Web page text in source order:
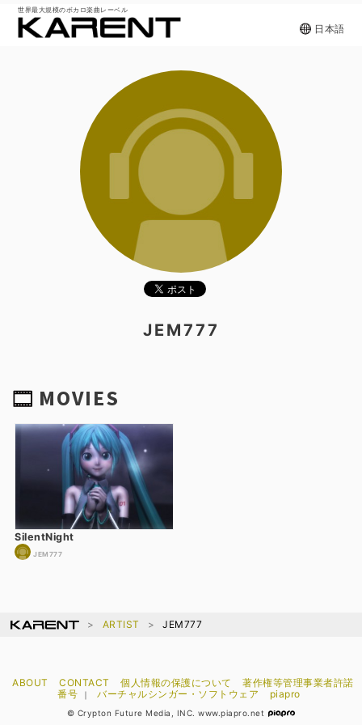
世界最大規模のボカロ楽曲レーベル
日本語
JEM777
MOVIES
SilentNight
JEM777
ARTIST JEM777
ABOUT CONTACT 個人情報の保護について
著作権等管理事業者許諾
番号
｜ バーチャルシンガー・ソフトウェア piapro
© Crypton Future Media, INC. www.piapro.net